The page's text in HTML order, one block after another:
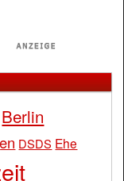
Berlin
DSDS Ehe